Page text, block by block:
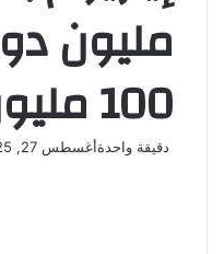
مليون
100 مليون
أغسطس 27, 2025دقيقة واحدة